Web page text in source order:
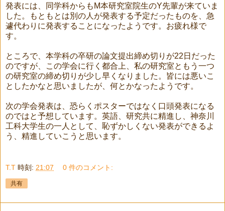
発表には、同学科からもM本研究室院生のY先輩が来ていま
した。もともとは別の人が発表する予定だったものを、急
遽代わりに発表することになったようです。お疲れ様で
す。
ところで、本学科の卒研の論文提出締め切りが22日だった
のですが、この学会に行く都合上、私の研究室ともう一つ
の研究室の締め切りが少し早くなりました。皆には悪いこ
としたかなと思いましたが、何とかなったようです。
次の学会発表は、恐らくポスターではなく口頭発表になる
のではと予想しています。英語、研究共に精進し、神奈川
工科大学生の一人として、恥ずかしくない発表ができるよ
う、精進していこうと思います。
T.T 時刻: 21:07 0 件のコメント:
共有